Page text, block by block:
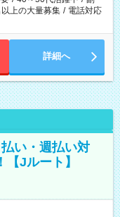
上の大量募集 / 電話対応
詳細へ
い・週払い対
Jルート】